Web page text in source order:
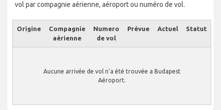
vol par compagnie aérienne, aéroport ou numéro de vol.
Origine
Compagnie
aérienne
Numero
de vol
Prévue Actuel Statut
Aucune arrivée de vol n'a été trouvée a Budapest
Aéroport.